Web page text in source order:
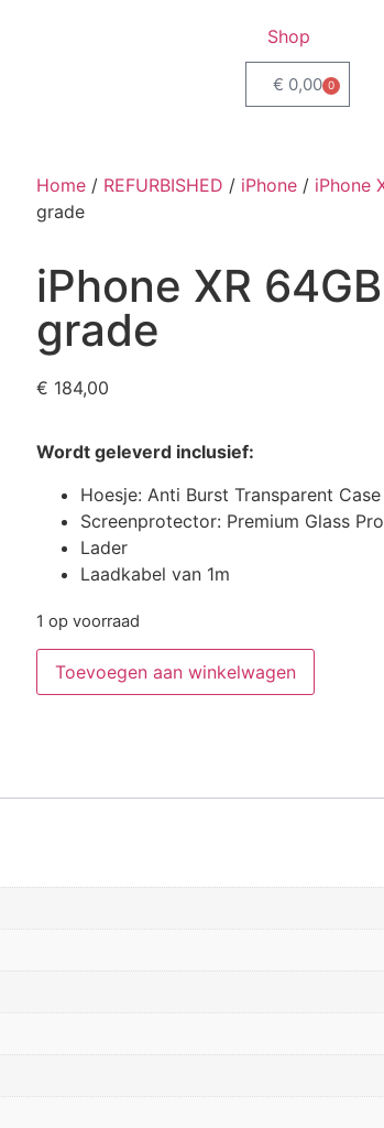
Shop
€ 0,00 0
Home / REFURBISHED / iPhone / iPhone
grade
iPhone XR
grade
€ 184,00
Wordt geleverd inclusief:
Hoesje: Anti Burst Transparent Case
Screenprotector: Premium Glass
Lader
Laadkabel van 1m
1 op voorraad
Toevoegen aan winkelwagen